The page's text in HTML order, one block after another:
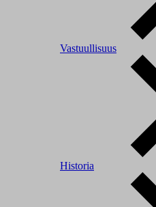
Vastuullisuus
Historia